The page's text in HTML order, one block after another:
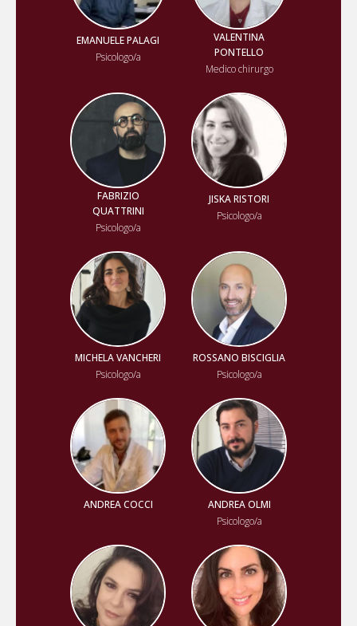
EMANUELE PALAGI
Psicologo/a
VALENTINA
PONTELLO
Medico chirurgo
FABRIZIO
QUATTRINI
Psicologo/a
JISKA RISTORI
Psicologo/a
MICHELA VANCHERI
Psicologo/a
ROSSANO BISCIGLIA
Psicologo/a
ANDREA COCCI
ANDREA OLMI
Psicologo/a